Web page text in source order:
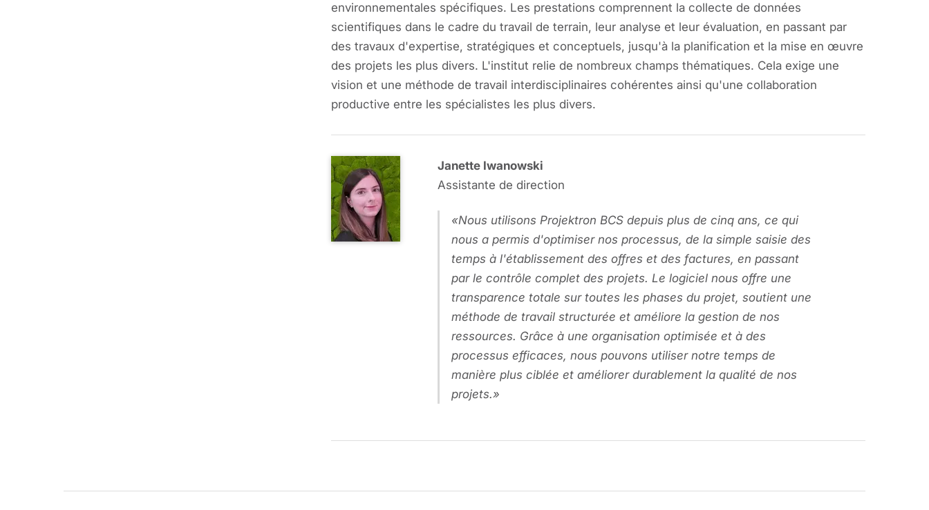
environnementales spécifiques. Les prestations comprennent la collecte de données
scientifiques dans le cadre du travail de terrain, leur analyse et leur évaluation, en passant par
des travaux d'expertise, stratégiques et conceptuels, jusqu'à la planification et la mise en œuvre
des projets les plus divers. L'institut relie de nombreux champs thématiques. Cela exige une
vision et une méthode de travail interdisciplinaires cohérentes ainsi qu'une collaboration
productive entre les spécialistes les plus divers.
Janette Iwanowski
Assistante de direction
Nous utilisons Projektron BCS depuis plus de cinq ans, ce qui
nous a permis d'optimiser nos processus, de la simple saisie des
temps à l'établissement des offres et des factures, en passant
par le contrôle complet des projets. Le logiciel nous offre une
transparence totale sur toutes les phases du projet, soutient une
méthode de travail structurée et améliore la gestion de nos
ressources. Grâce à une organisation optimisée et à des
processus efficaces, nous pouvons utiliser notre temps de
manière plus ciblée et améliorer durablement la qualité de nos
projets.